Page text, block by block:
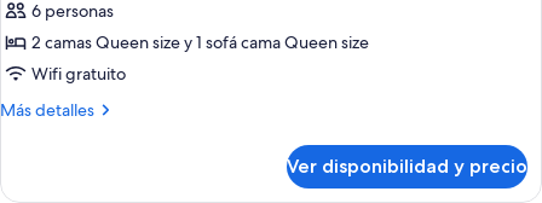
Ocean
View
de
2
Queens
Suite
6 personas
2 camas Queen size y 1 sofá cama Queen size
Wifi gratuito
Más detalles
Más
Queens
Ver disponibilidad y precio